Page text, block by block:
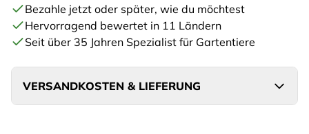
Bezahle jetzt oder später, wie du möchtest
Hervorragend bewertet in 11 Ländern
Seit über 35 Jahren Spezialist für Gartentiere
VERSANDKOSTEN & LIEFERUNG